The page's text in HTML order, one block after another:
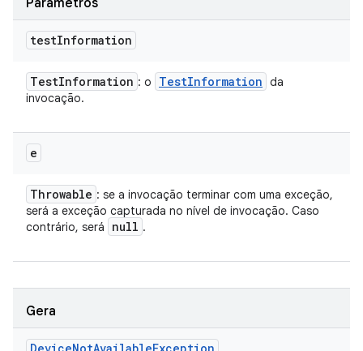
Parâmetros
testInformation
TestInformation : o TestInformation da
invocação.
e
Throwable : se a invocação terminar com uma exceção,
será a exceção capturada no nível de invocação. Caso
contrário, será
null .
Gera